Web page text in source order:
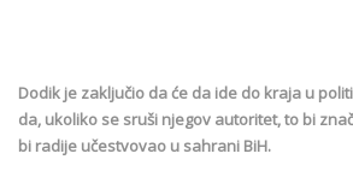
Dodik je zaključio da će da ide do kraja u
da, ukoliko se sruši njegov autoritet, to bi
bi radije učestvovao u sahrani BiH.